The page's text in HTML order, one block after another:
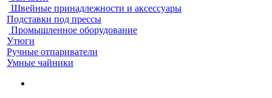
Швейные принадлежности и аксессуары
Подставки под прессы
Промышленное оборудование
Утюги
Ручные отпариватели
Умные чайники